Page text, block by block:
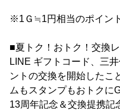
※1Ｇ≒1円相当のポイン
■夏トク！おトク！交換
LINE ギフトコード、三
ントの交換を開始したこ
ムもスタンプもおトクに
13周年記念＆交換提携記